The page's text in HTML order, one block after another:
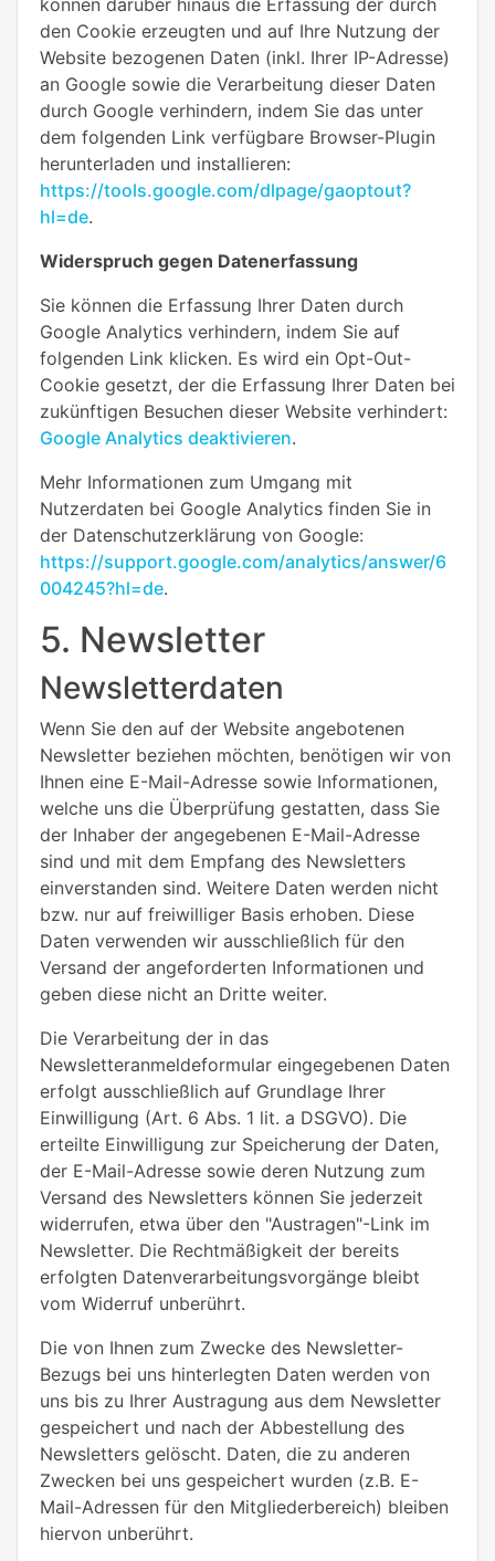
den Cookie erzeugten und auf Ihre Nutzung der
Website bezogenen Daten (inkl. Ihrer IP-Adresse)
an Google sowie die Verarbeitung dieser Daten
durch Google verhindern, indem Sie das unter
dem folgenden Link verfügbare Browser-Plugin
herunterladen und installieren:
https://tools.google.com/dlpage/gaoptout?
hl=de.
Widerspruch gegen Datenerfassung
Sie können die Erfassung Ihrer Daten durch
Google Analytics verhindern, indem Sie auf
folgenden Link klicken. Es wird ein Opt-Out-
Cookie gesetzt, der die Erfassung Ihrer Daten bei
zukünftigen Besuchen dieser Website verhindert:
Google Analytics deaktivieren.
Mehr Informationen zum Umgang mit
Nutzerdaten bei Google Analytics finden Sie in
der Datenschutzerklärung von Google:
https://support.google.com/analytics/answer/6
004245?hl=de.
5. Newsletter
Newsletterdaten
Wenn Sie den auf der Website angebotenen
Newsletter beziehen möchten, benötigen wir von
Ihnen eine E-Mail-Adresse sowie Informationen,
welche uns die Überprüfung gestatten, dass Sie
der Inhaber der angegebenen E-Mail-Adresse
sind und mit dem Empfang des Newsletters
einverstanden sind. Weitere Daten werden nicht
bzw. nur auf freiwilliger Basis erhoben. Diese
Daten verwenden wir ausschließlich für den
Versand der angeforderten Informationen und
geben diese nicht an Dritte weiter.
Die Verarbeitung der in das
Newsletteranmeldeformular eingegebenen Daten
erfolgt ausschließlich auf Grundlage Ihrer
Einwilligung (Art. 6 Abs. 1 lit. a DSGVO). Die
erteilte Einwilligung zur Speicherung der Daten,
der E-Mail-Adresse sowie deren Nutzung zum
Versand des Newsletters können Sie jederzeit
widerrufen, etwa über den "Austragen"-Link im
Newsletter. Die Rechtmäßigkeit der bereits
erfolgten Datenverarbeitungsvorgänge bleibt
vom Widerruf unberührt.
Die von Ihnen zum Zwecke des Newsletter-
Bezugs bei uns hinterlegten Daten werden von
uns bis zu Ihrer Austragung aus dem Newsletter
gespeichert und nach der Abbestellung des
Newsletters gelöscht. Daten, die zu anderen
Zwecken bei uns gespeichert wurden (z.B. E-
Mail-Adressen für den Mitgliederbereich) bleiben
hiervon unberührt.